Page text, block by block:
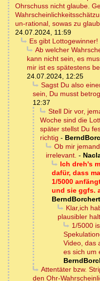
Ohrschuss nicht glaube.
un-rational, sowas zu
24.07.2024, 11:59
Es gibt Lottogewinner!
Ab welcher
kann nicht sein, es
mir ist es spätestens
24.07.2024, 12:25
Sagst Du also
sein, Du musst
12:37
Stell Dir vor,
Woche sind die
später stellst Du
richtig -
Ob mir
irrelevant. -
Ich dreh's
dafür, dass
1/5000
und sie ggfs.
BerndBorchert
Klar,ich
plausibler
1/5000
Video, das
es sich um
Attentäter bzw.
den Ohr-